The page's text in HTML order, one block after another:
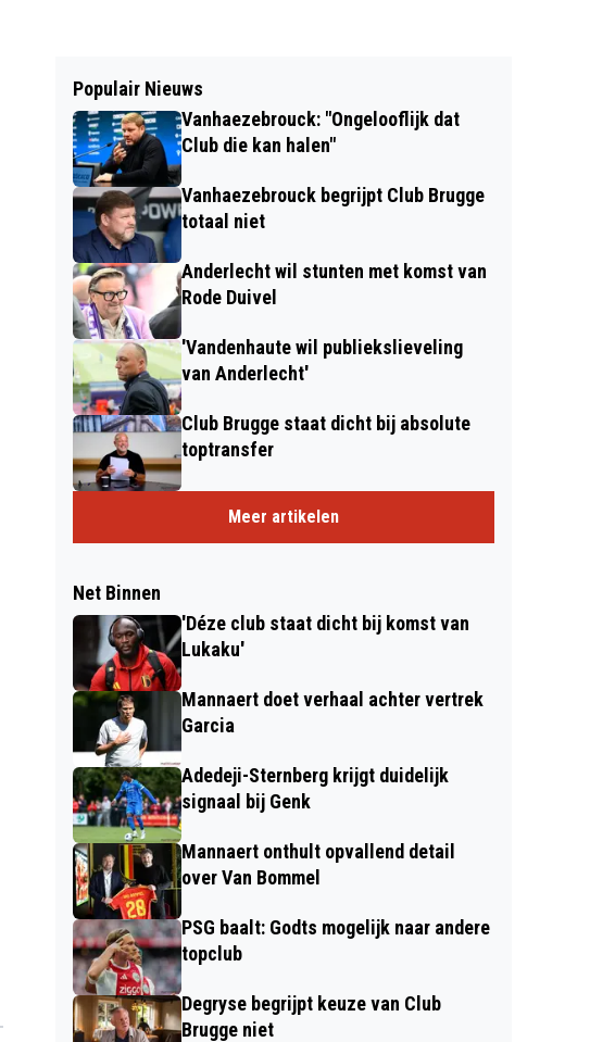
Populair Nieuws
Vanhaezebrouck: "Ongelooflijk dat
Club die kan halen"
Vanhaezebrouck begrijpt Club Brugge
totaal niet
Anderlecht wil stunten met komst van
Rode Duivel
'Vandenhaute wil publiekslieveling
van Anderlecht'
Club Brugge staat dicht bij absolute
toptransfer
Meer artikelen
Net Binnen
'Déze club staat dicht bij komst van
Lukaku'
Mannaert doet verhaal achter vertrek
Garcia
Adedeji-Sternberg krijgt duidelijk
signaal bij Genk
Mannaert onthult opvallend detail
over Van Bommel
PSG baalt: Godts mogelijk naar andere
topclub
Degryse begrijpt keuze van Club
Brugge niet